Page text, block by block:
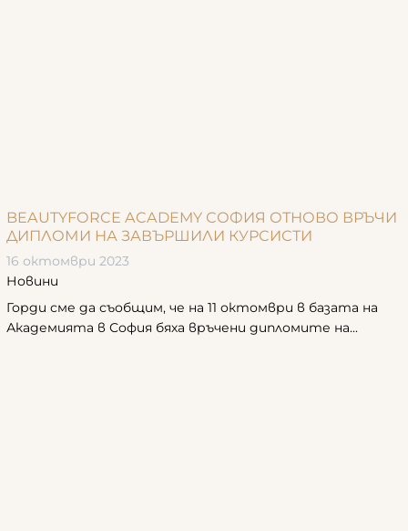
BEAUTYFORCE ACADEMY СОФИЯ ОТНОВО ВРЪЧИ
ДИПЛОМИ НА ЗАВЪРШИЛИ КУРСИСТИ
16 октомври 2023
Новини
Горди сме да съобщим, че на 11 октомври в базата на
Академията в София бяха връчени дипломите на...